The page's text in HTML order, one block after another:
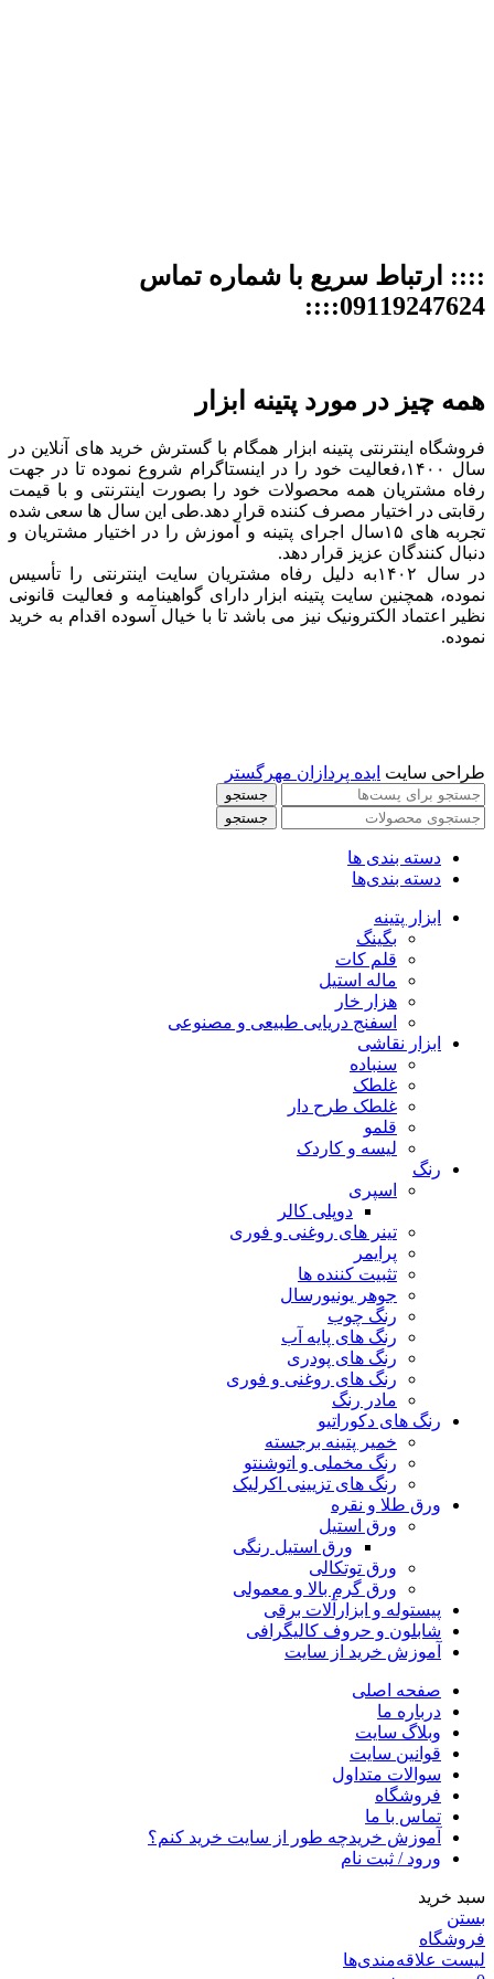
:::: ارتباط سریع با شماره تماس
09119247624::::
همه چیز در مورد پتینه ابزار
فروشگاه اینترنتی پتینه ابزار همگام با گسترش خرید های آنلاین در
سال ۱۴۰۰،فعالیت خود را در اینستاگرام شروع نموده تا در جهت
رفاه مشتریان همه محصولات خود را بصورت اینترنتی و با قیمت
رقابتی در اختیار مصرف کننده قرار دهد.طی این سال ها سعی شده
تجربه های ۱۵سال اجرای پتینه و آموزش را در اختیار مشتریان و
دنبال کنندگان عزیز قرار دهد.
در سال ۱۴۰۲به دلیل رفاه مشتریان سایت اینترنتی را تأسیس
نموده، همچنین سایت پتینه ابزار دارای گواهینامه و فعالیت قانونی
نظیر اعتماد الکترونیک نیز می باشد تا با خیال آسوده اقدام به خرید
نموده.
طراحی سایت ایده پردازان مهرگستر
جستجو
جستجو
دسته بندی ها
دسته بندی‌ها
ابزار پتینه
بگینگ
قلم کات
ماله استیل
هزار خار
اسفنج دریایی طبیعی و مصنوعی
ابزار نقاشی
سنباده
غلطک
غلطک طرح دار
قلمو
لیسه و کاردک
رنگ
اسپری
دوپلی کالر
تینر های روغنی و فوری
پرایمر
تثبیت کننده ها
جوهر یونیورسال
رنگ چوب
رنگ‌ های پایه آب
رنگ های پودری
رنگ‌ های روغنی و فوری
مادر رنگ
رنگ های دکوراتیو
خمیر پتینه برجسته
رنگ مخملی و اتوشنتو
رنگ های تزیینی اکرلیک
ورق طلا و نقره
ورق استیل
ورق استیل رنگی
ورق توتکالی
ورق گرم بالا و معمولی
پیستوله و ابزارآلات برقی
شابلون و حروف کالیگرافی
آموزش خرید از سایت
صفحه اصلی
درباره ما
وبلاگ سایت
قوانین سایت
سوالات متداول
فروشگاه
تماس با ما
آموزش خریدچه طور از سایت خرید کنم؟
ورود / ثبت نام
سبد خرید
بستن
فروشگاه
لیست علاقه‌مندی‌ها